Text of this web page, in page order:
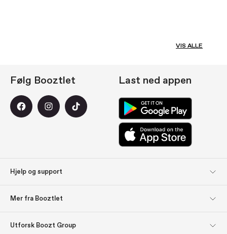
VIS ALLE
Hjelp og support
Mer fra Booztlet
nyhetsbrevene våre
Utforsk Boozt Group
Følg Booztlet Last ned appen